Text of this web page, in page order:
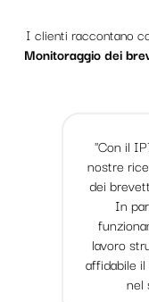
I clienti raccontano
Monitoraggio dei
"Con il
nostre
dei
In
lavoro
affidabile
nel